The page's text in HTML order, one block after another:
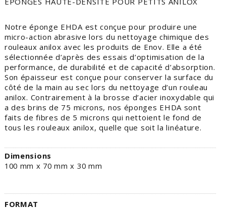
Notre éponge EHDA est conçue pour produire une
micro-action abrasive lors du nettoyage chimique des
rouleaux anilox avec les produits de Enov. Elle a été
sélectionnée d’après des essais d’optimisation de la
performance, de durabilité et de capacité d’absorption.
Son épaisseur est conçue pour conserver la surface du
côté de la main au sec lors du nettoyage d’un rouleau
anilox. Contrairement à la brosse d’acier inoxydable qui
a des brins de 75 microns, nos éponges EHDA sont
faits de fibres de 5 microns qui nettoient le fond de
tous les rouleaux anilox, quelle que soit la linéature.
Dimensions
100 mm x 70 mm x 30 mm
FORMAT